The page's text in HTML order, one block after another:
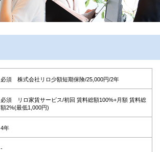
必須 株式会社リロ少額短期保険/25,000円/2年
必須 リロ家賃サービス/初回 賃料総額100%+月額 賃料総
額2%(最低1,000円)
4年
-